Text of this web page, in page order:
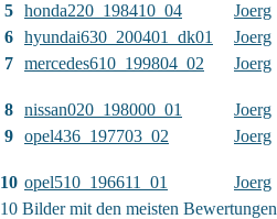
5 honda220_198410_04 Joerg
6 hyundai630_200401_dk01 Joerg
7 mercedes610_199804_02 Joerg
8 nissan020_198000_01 Joerg
9 opel436_197703_02 Joerg
10 opel510_196611_01 Joerg
10 Bilder mit den meisten Bewertungen